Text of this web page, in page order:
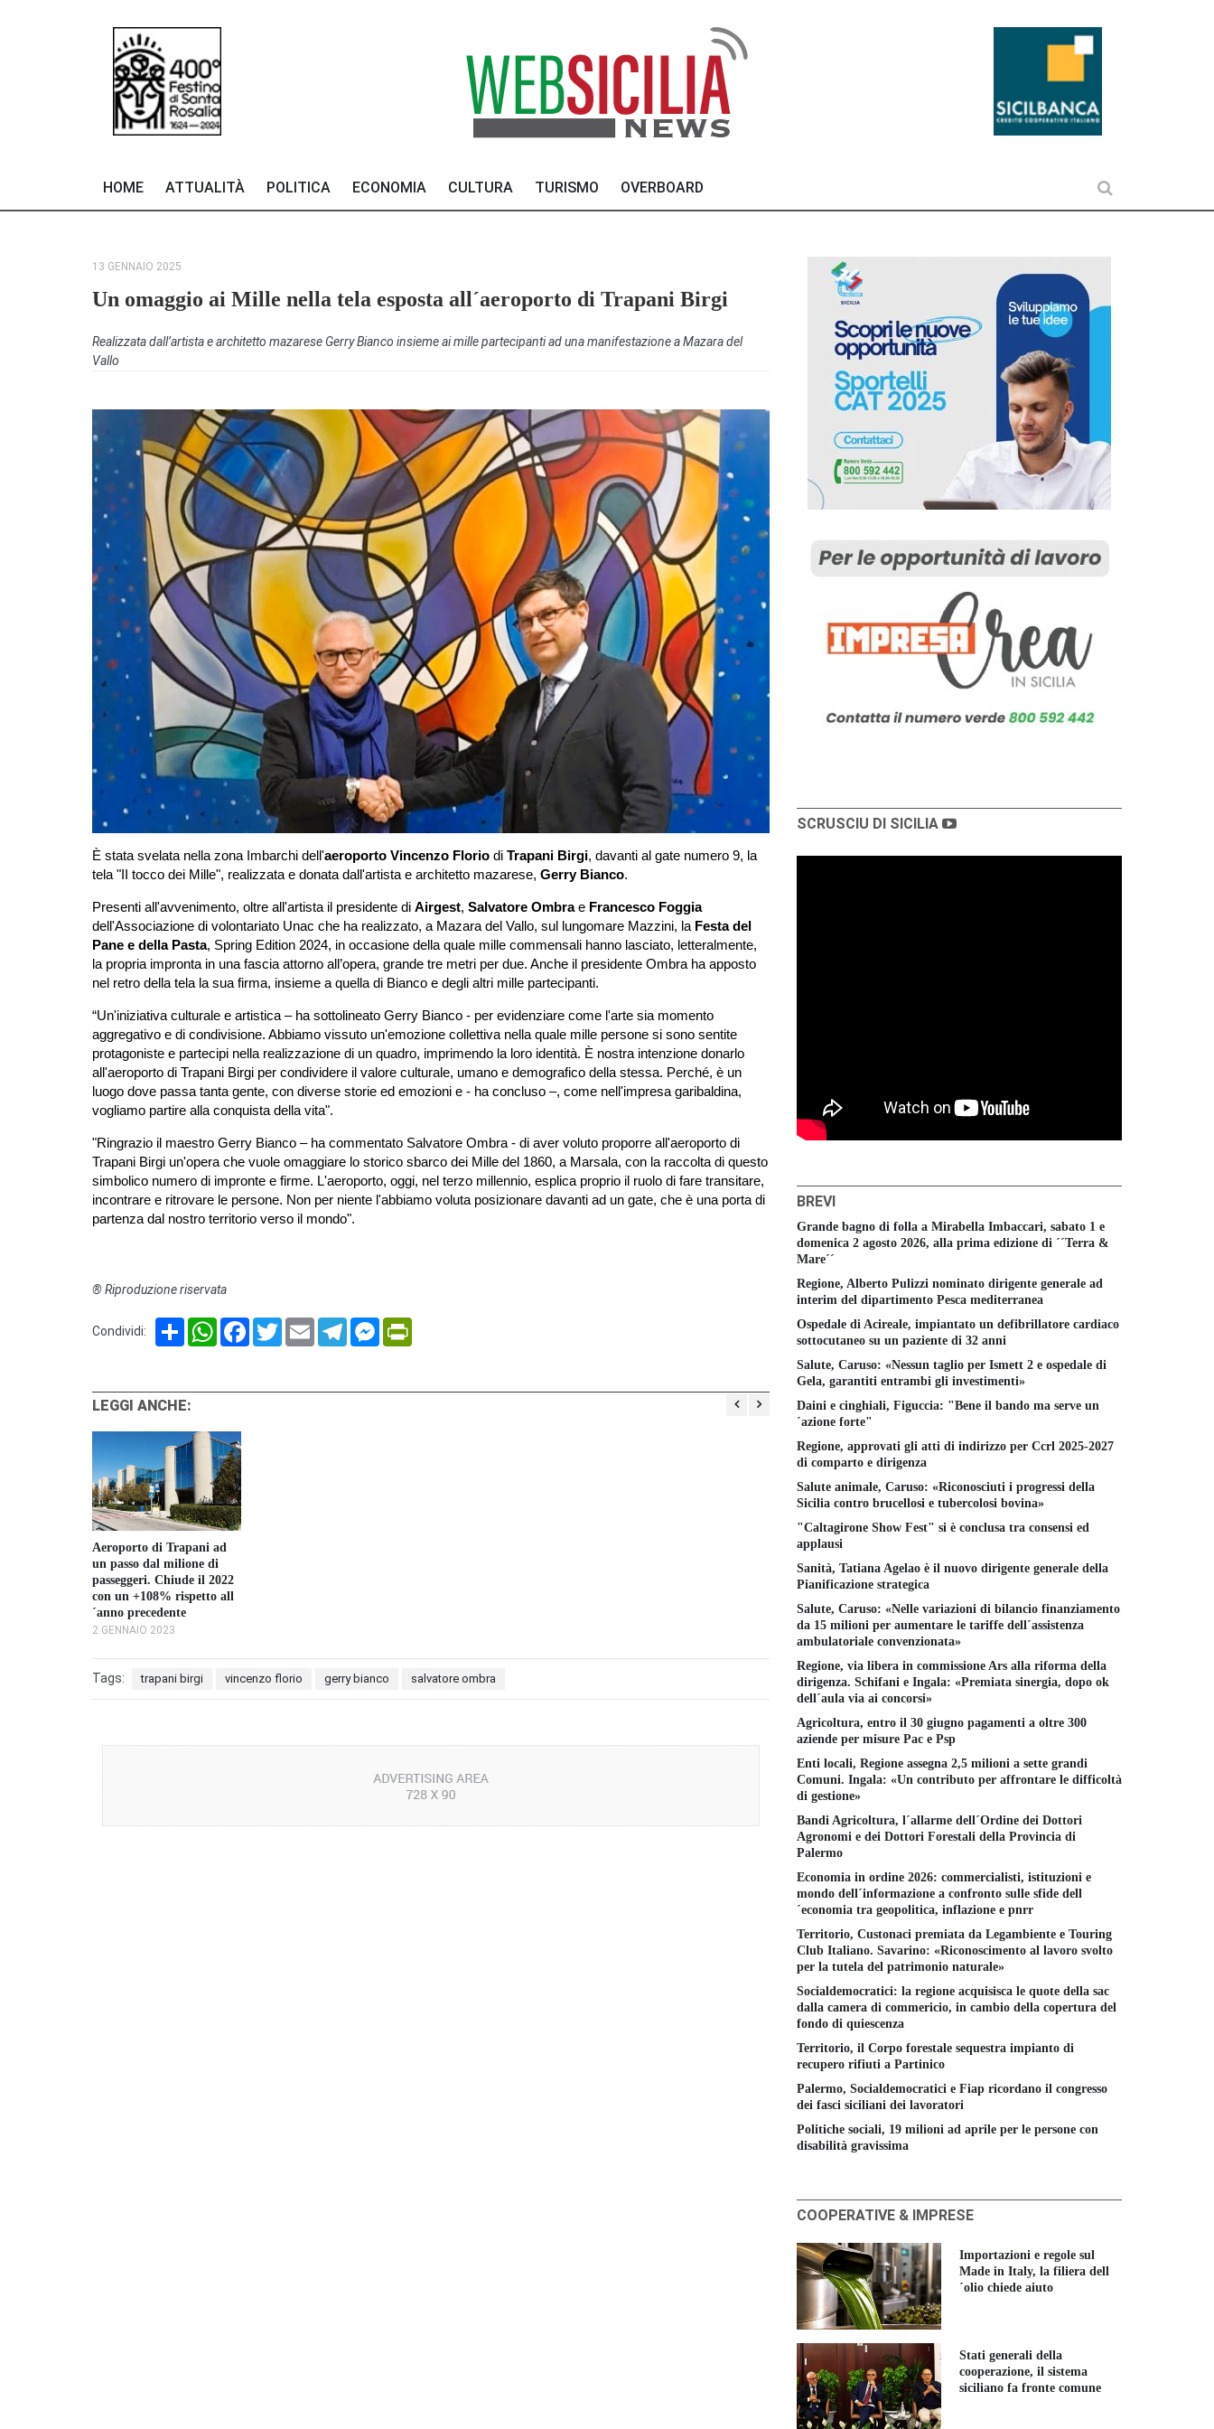
HOME ATTUALITÀ POLITICA ECONOMIA CULTURA TURISMO OVERBOARD
13 GENNAIO 2025
Un omaggio ai Mille nella tela esposta all´aeroporto di Trapani Birgi
Realizzata dall’artista e architetto mazarese Gerry Bianco insieme ai mille partecipanti ad una manifestazione a Mazara del
Vallo
È stata svelata nella zona Imbarchi dell'aeroporto Vincenzo Florio di Trapani Birgi, davanti al gate numero 9, la
tela "II tocco dei Mille", realizzata e donata dall'artista e architetto mazarese, Gerry Bianco.
Presenti all'avvenimento, oltre all'artista il presidente di Airgest, Salvatore Ombrae Francesco Foggia
dell'Associazione di volontariato Unac che ha realizzato, a Mazara del Vallo, sul lungomare Mazzini, la Festa del
Pane e della Pasta, Spring Edition 2024, in occasione della quale mille commensali hanno lasciato, letteralmente,
la propria impronta in una fascia attorno all’opera, grande tre metri per due. Anche il presidente Ombra ha apposto
nel retro della tela la sua firma, insieme a quella di Bianco e degli altri mille partecipanti.
“Un'iniziativa culturale e artistica – ha sottolineato Gerry Bianco - per evidenziare come l'arte sia momento
aggregativo e di condivisione. Abbiamo vissuto un'emozione collettiva nella quale mille persone si sono sentite
protagoniste e partecipi nella realizzazione di un quadro, imprimendo la loro identità. È nostra intenzione donarlo
all'aeroporto di Trapani Birgi per condividere il valore culturale, umano e demografico della stessa. Perché, è un
luogo dove passa tanta gente, con diverse storie ed emozioni e - ha concluso –, come nell'impresa garibaldina,
vogliamo partire alla conquista della vita".
"Ringrazio il maestro Gerry Bianco – ha commentato Salvatore Ombra - di aver voluto proporre all'aeroporto di
Trapani Birgi un'opera che vuole omaggiare lo storico sbarco dei Mille del 1860, a Marsala, con la raccolta di questo
simbolico numero di impronte e firme. L'aeroporto, oggi, nel terzo millennio, esplica proprio il ruolo di fare transitare,
incontrare e ritrovare le persone. Non per niente l'abbiamo voluta posizionare davanti ad un gate, che è una porta di
partenza dal nostro territorio verso il mondo".
® Riproduzione riservata
Condividi: Share WhatsAppFacebook
TwitterEmail TelegramMessenger
LEGGI ANCHE:
Aeroporto di Trapani ad
un passo dal milione di
passeggeri. Chiude il 2022
con un +108% rispetto all
´anno precedente
2 GENNAIO 2023
Tags: trapani birgi vincenzo florio gerry bianco salvatore ombra
SCRUSCIU DI SICILIA
BREVI
Grande bagno di folla a Mirabella Imbaccari, sabato 1 e
domenica 2 agosto 2026, alla prima edizione di ´´Terra &
Mare´´
Regione, Alberto Pulizzi nominato dirigente generale ad
interim del dipartimento Pesca mediterranea
Ospedale di Acireale, impiantato un defibrillatore cardiaco
sottocutaneo su un paziente di 32 anni
Salute, Caruso: «Nessun taglio per Ismett 2 e ospedale di
Gela, garantiti entrambi gli investimenti»
Daini e cinghiali, Figuccia: "Bene il bando ma serve un
´azione forte"
Regione, approvati gli atti di indirizzo per Ccrl 2025-2027
di comparto e dirigenza
Salute animale, Caruso: «Riconosciuti i progressi della
Sicilia contro brucellosi e tubercolosi bovina»
"Caltagirone Show Fest" si è conclusa tra consensi ed
applausi
Sanità, Tatiana Agelao è il nuovo dirigente generale della
Pianificazione strategica
Salute, Caruso: «Nelle variazioni di bilancio finanziamento
da 15 milioni per aumentare le tariffe dell´assistenza
ambulatoriale convenzionata»
Regione, via libera in commissione Ars alla riforma della
dirigenza. Schifani e Ingala: «Premiata sinergia, dopo ok
dell´aula via ai concorsi»
Agricoltura, entro il 30 giugno pagamenti a oltre 300
aziende per misure Pac e Psp
Enti locali, Regione assegna 2,5 milioni a sette grandi
Comuni. Ingala: «Un contributo per affrontare le difficoltà
di gestione»
Bandi Agricoltura, l´allarme dell´Ordine dei Dottori
Agronomi e dei Dottori Forestali della Provincia di
Palermo
Economia in ordine 2026: commercialisti, istituzioni e
mondo dell´informazione a confronto sulle sfide dell
´economia tra geopolitica, inflazione e pnrr
Territorio, Custonaci premiata da Legambiente e Touring
Club Italiano. Savarino: «Riconoscimento al lavoro svolto
per la tutela del patrimonio naturale»
Socialdemocratici: la regione acquisisca le quote della sac
dalla camera di commericio, in cambio della copertura del
fondo di quiescenza
Territorio, il Corpo forestale sequestra impianto di
recupero rifiuti a Partinico
Palermo, Socialdemocratici e Fiap ricordano il congresso
dei fasci siciliani dei lavoratori
Politiche sociali, 19 milioni ad aprile per le persone con
disabilità gravissima
COOPERATIVE & IMPRESE
Importazioni e regole sul
Made in Italy, la filiera dell
´olio chiede aiuto
Stati generali della
cooperazione, il sistema
siciliano fa fronte comune